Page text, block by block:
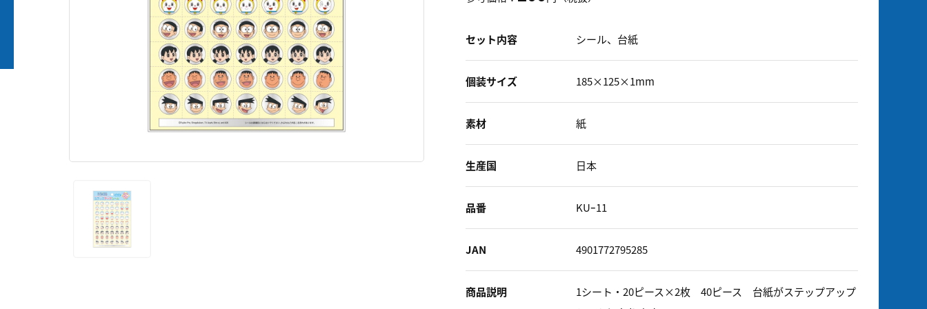
セット内容 シール、台紙
個装サイズ 185×125×1mm
素材 紙
生産国 日本
品番 KUｰ11
JAN 4901772795285
商品説明
1シート・20ピース×2枚 40ピース 台紙がステップアップ